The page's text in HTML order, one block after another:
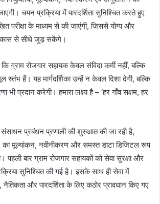
चयन प्रक्रिया में पारदर्शिता सुनिश्चित करते हुए
परीक्षा के माध्यम से की जाएंगी, जिससे योग्य और
से सीधे जुड़ सकेंगे।
ग्राम रोजगार सहायक केवल संविदा कर्मी नहीं, बल्कि
स्तंभ हैं। यह मार्गदर्शिका उन्हें न केवल दिशा देगी, बल्कि
भी प्रदान करेगी। हमारा लक्ष्य है – ‘हर गाँव सक्षम, हर
संसाधन प्रबंधन प्रणाली की शुरुआत की जा रही है,
मूल्यांकन, नवीनीकरण और समस्त डाटा डिजिटल रूप
पहली बार ग्राम रोजगार सहायकों को सेवा सुरक्षा और
सुनिश्चित की गई है। इसके साथ ही सेवा में
नैतिकता और पारदर्शिता के लिए कठोर प्रावधान किए गए